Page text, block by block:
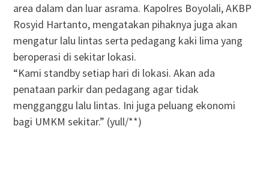
area dalam dan luar asrama. Kapolres Boyolali, AKBP
Rosyid Hartanto, mengatakan pihaknya juga akan
mengatur lalu lintas serta pedagang kaki lima yang
beroperasi di sekitar lokasi.
“Kami standby setiap hari di lokasi. Akan ada
penataan parkir dan pedagang agar tidak
mengganggu lalu lintas. Ini juga peluang ekonomi
bagi UMKM sekitar.” (yull/**)